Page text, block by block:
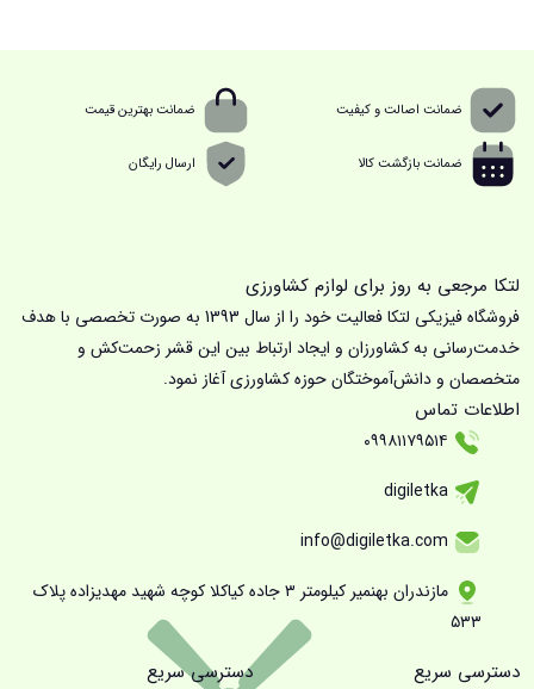
ضمانت اصالت و کیفیت ضمانت بهترین قیمت
ضمانت بازگشت کالا ارسال رایگان
لتکا مرجعی به روز برای لوازم کشاورزی
فروشگاه فیزیکی لتکا فعالیت خود را از سال 1393 به صورت تخصصی با هدف
خدمت‌رسانی به کشاورزان و ایجاد ارتباط بین این قشر زحمت‌کش و
متخصصان و دانش‌آموختگان حوزه کشاورزی آغاز نمود.
اطلاعات تماس
مازندران بهنمیر کیلومتر ۳ جاده کیاکلا کوچه شهید مهدیزاده پلاک
۵۳۳
دسترسی سریع دسترسی سریع